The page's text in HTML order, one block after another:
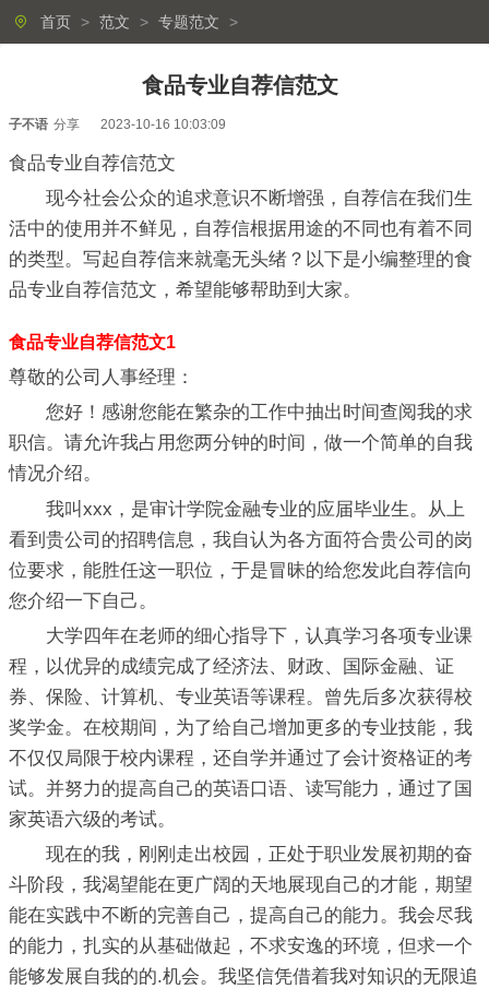
首页 > 范文 > 专题范文 >
食品专业自荐信范文
子不语 分享 2023-10-16 10:03:09
食品专业自荐信范文
现今社会公众的追求意识不断增强，自荐信在我们生
活中的使用并不鲜见，自荐信根据用途的不同也有着不同
的类型。写起自荐信来就毫无头绪？以下是小编整理的食
品专业自荐信范文，希望能够帮助到大家。
食品专业自荐信范文1
尊敬的公司人事经理：
您好！感谢您能在繁杂的工作中抽出时间查阅我的求
职信。请允许我占用您两分钟的时间，做一个简单的自我
情况介绍。
我叫xxx，是审计学院金融专业的应届毕业生。从上
看到贵公司的招聘信息，我自认为各方面符合贵公司的岗
位要求，能胜任这一职位，于是冒昧的给您发此自荐信向
您介绍一下自己。
大学四年在老师的细心指导下，认真学习各项专业课
程，以优异的成绩完成了经济法、财政、国际金融、证
券、保险、计算机、专业英语等课程。曾先后多次获得校
奖学金。在校期间，为了给自己增加更多的专业技能，我
不仅仅局限于校内课程，还自学并通过了会计资格证的考
试。并努力的提高自己的英语口语、读写能力，通过了国
家英语六级的考试。
现在的我，刚刚走出校园，正处于职业发展初期的奋
斗阶段，我渴望能在更广阔的天地展现自己的才能，期望
能在实践中不断的完善自己，提高自己的能力。我会尽我
的能力，扎实的从基础做起，不求安逸的环境，但求一个
能够发展自我的的.机会。我坚信凭借着我对知识的无限追